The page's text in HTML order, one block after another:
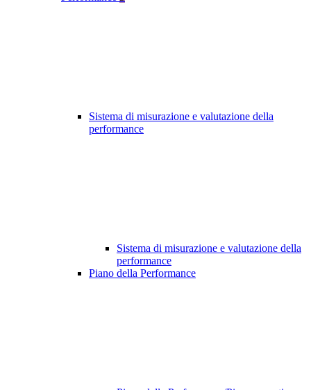
Sistema di misurazione e valutazione della
performance
Sistema di misurazione e valutazione della
performance
Piano della Performance